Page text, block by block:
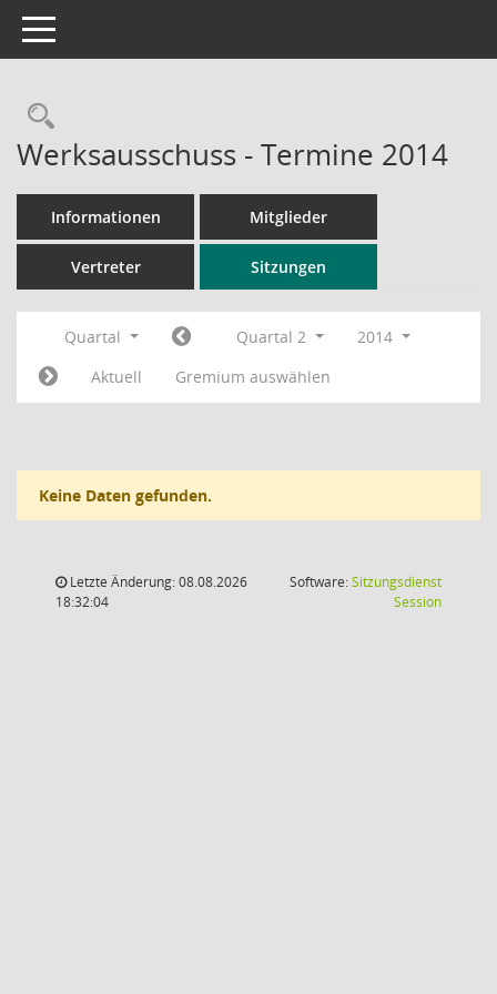
Toggle navigation
Rechercheauswahl
Werksausschuss - Termine 2014
Informationen Mitglieder
Vertreter Sitzungen
Quartal Quartal 2
2014
Aktuell
Gremium auswählen
Keine Daten gefunden.
Letzte Änderung: 08.08.2026
18:32:04
Software:Sitzungsdienst
Session(Wird in